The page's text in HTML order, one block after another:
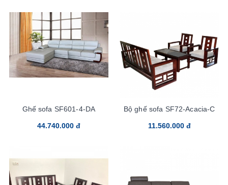
Ghế sofa SF601-4-DA
44.740.000 đ
Bộ ghế sofa SF72-Acacia-C
11.560.000 đ